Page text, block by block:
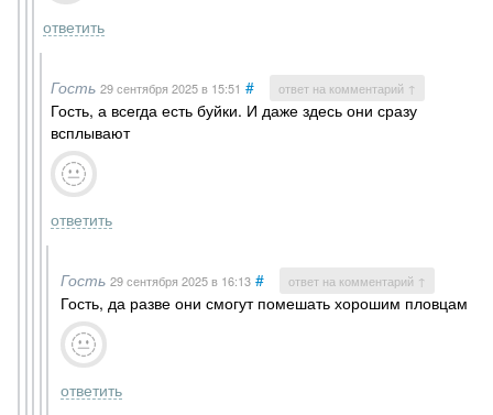
ответить
Гость 29 сентября 2025в 15:51 # ответ на комментарий ↑
Гость, а всегда есть буйки. И даже здесь они сразу
всплывают
ответить
Гость 29 сентября 2025в 16:13 # ответ на комментарий ↑
Гость, да разве они смогут помешать хорошим пловцам
ответить